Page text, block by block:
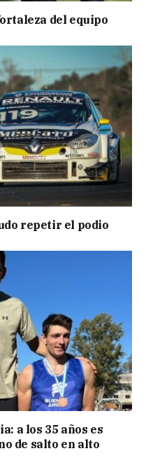
del equipo
repetir el podio
a los 35 años es
de salto en alto